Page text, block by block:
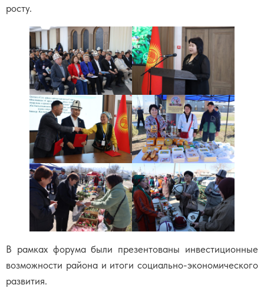
росту.
В рамках форума были презентованы инвестиционные
возможности района и итоги социально-экономического
развития.